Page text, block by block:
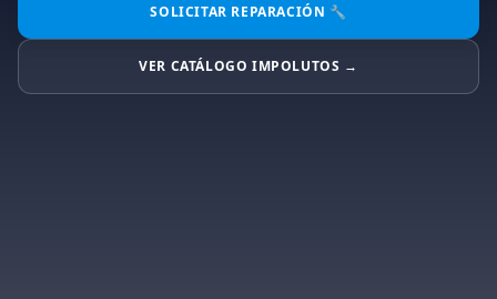
SOLICITAR REPARACIÓN 🔧
VER CATÁLOGO IMPOLUTOS →